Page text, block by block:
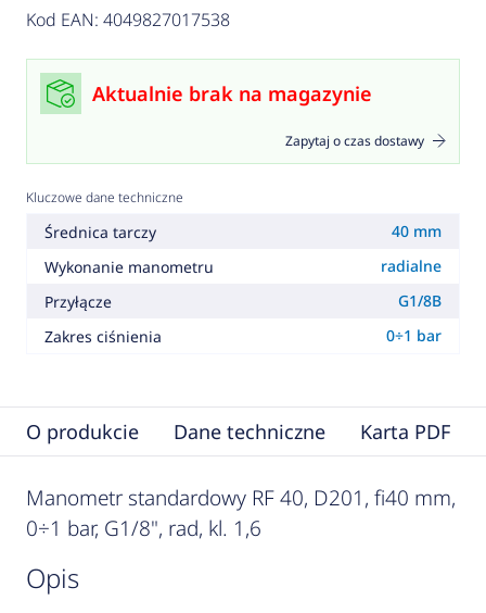
Kod EAN: 4049827017538
Aktualnie brak na magazynie
Zapytaj o czas dostawy
Kluczowe dane techniczne
Średnica tarczy
40 mm
Wykonanie manometru
radialne
Przyłącze
G1/8B
Zakres ciśnienia
0÷1 bar
O produkcie Dane techniczne Karta PDF
Manometr standardowy RF 40, D201, fi40 mm,
0÷1 bar, G1/8", rad, kl. 1,6
opis